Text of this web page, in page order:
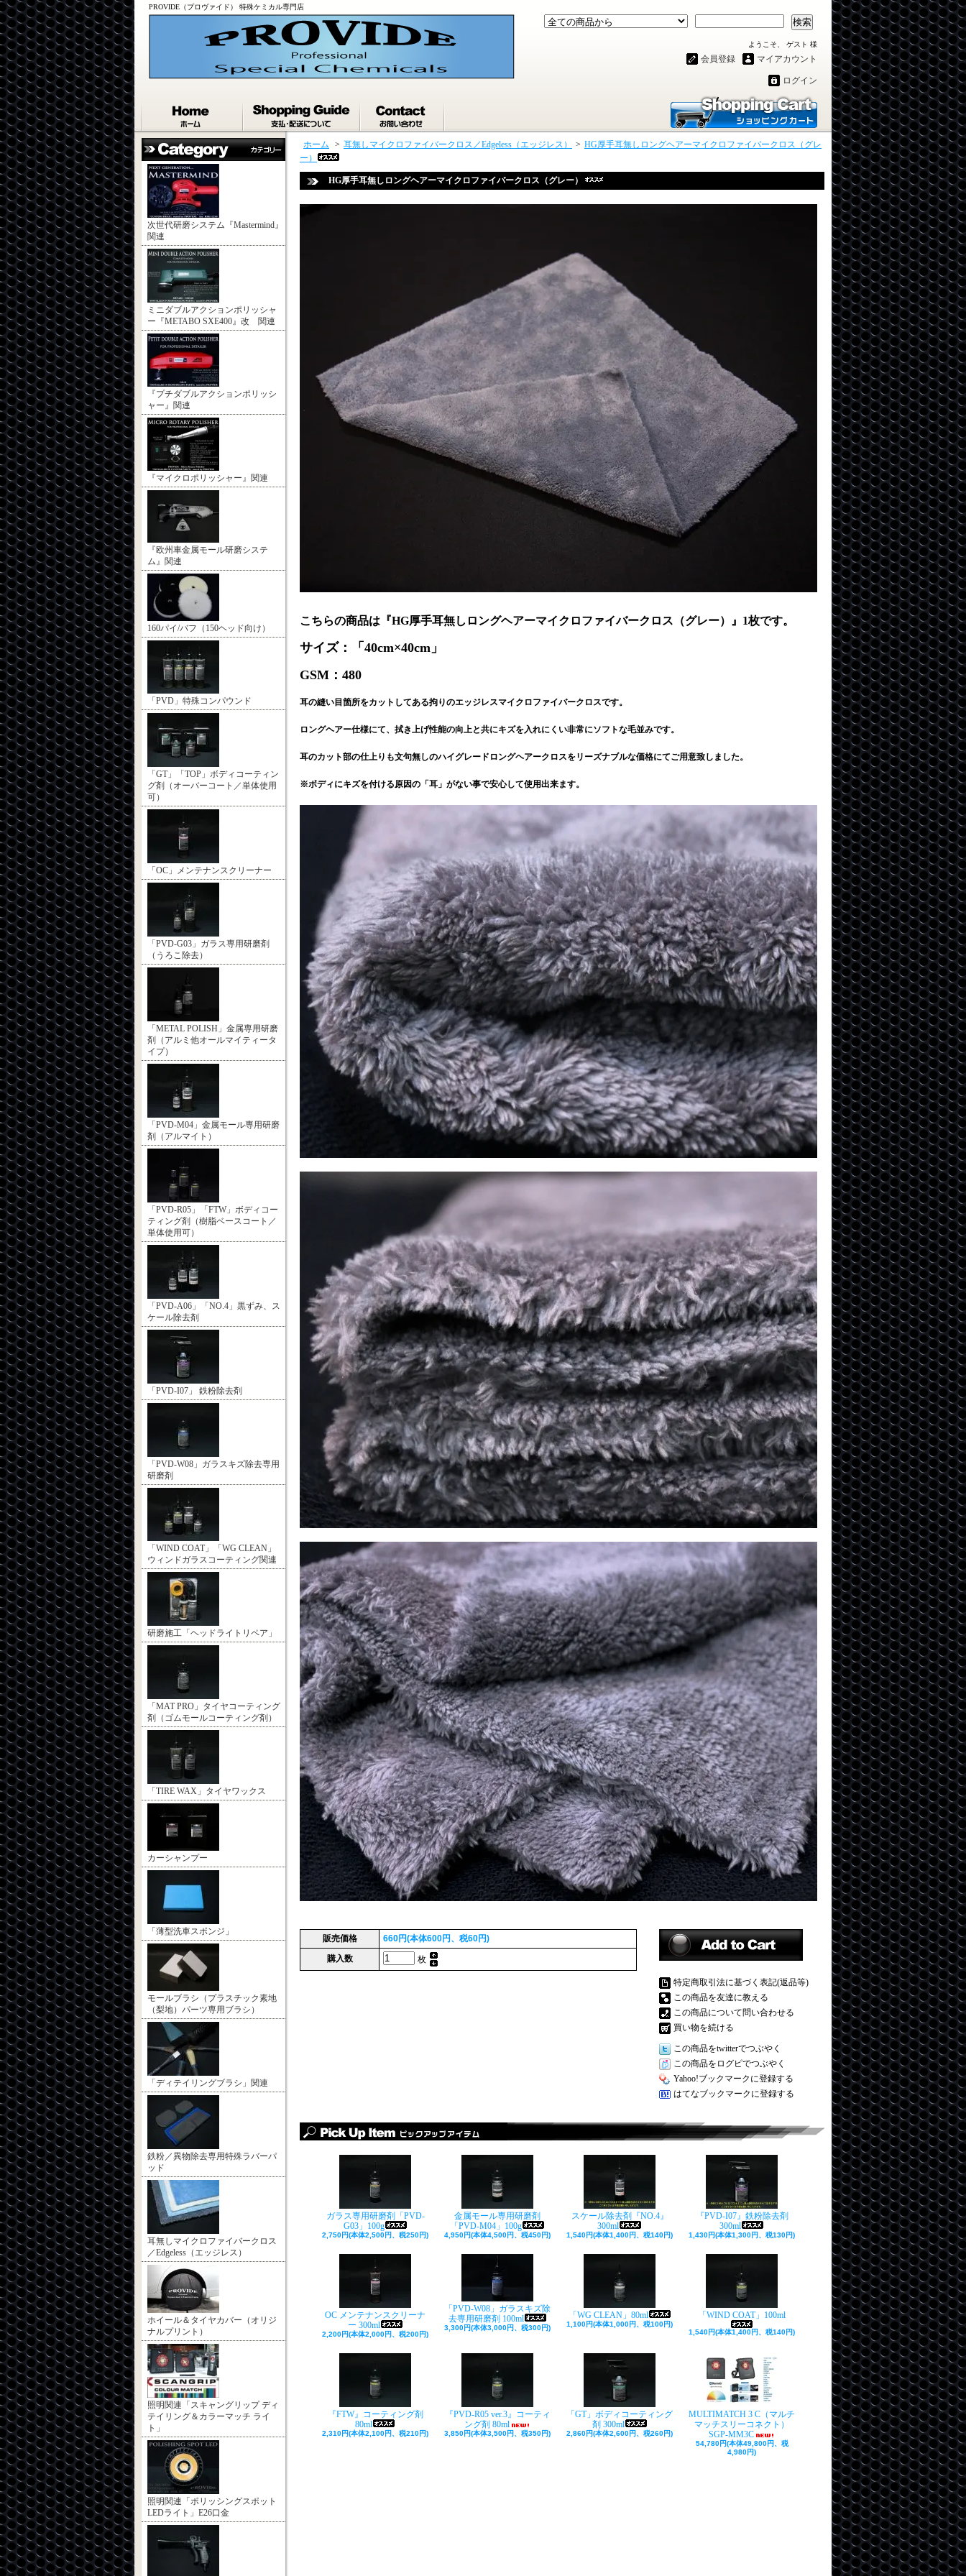
PROVIDE（プロヴァイド） 特殊ケミカル専門店
検索
ようこそ、 ゲスト 様
マイアカウント
会員登録
ログイン
次世代研磨システム『Mastermind』
関連
ミニダブルアクションポリッシャ
ー『METABO SXE400』改 関連
『プチダブルアクションポリッシ
ャー』関連
『マイクロポリッシャー』関連
『欧州車金属モール研磨システ
ム』関連
160パイ/バフ（150ヘッド向け）
「PVD」特殊コンパウンド
「GT」「TOP」ボディコーティン
グ剤（オーバーコート／単体使用
可）
「OC」メンテナンスクリーナー
「PVD-G03」ガラス専用研磨剤
（うろこ除去）
「METAL POLISH」金属専用研磨
剤（アルミ他オールマイティータ
イプ）
「PVD-M04」金属モール専用研磨
剤（アルマイト）
「PVD-R05」「FTW」ボディコー
ティング剤（樹脂ベースコート／
単体使用可）
「PVD-A06」「NO.4」黒ずみ、ス
ケール除去剤
「PVD-I07」 鉄粉除去剤
「PVD-W08」ガラスキズ除去専用
研磨剤
「WIND COAT」「WG CLEAN」
ウィンドガラスコーティング関連
研磨施工「ヘッドライトリペア」
「MAT PRO」タイヤコーティング
剤（ゴムモールコーティング剤）
「TIRE WAX」タイヤワックス
カーシャンプー
「薄型洗車スポンジ」
モールブラシ（プラスチック素地
（梨地）パーツ専用ブラシ）
「ディテイリングブラシ」関連
鉄粉／異物除去専用特殊ラバーパ
ッド
耳無しマイクロファイバークロス
／Edgeless（エッジレス）
ホイール＆タイヤカバー（オリジ
ナルプリント）
照明関連「スキャングリップ ディ
テイリング＆カラーマッチ ライ
ト」
照明関連「ポリッシングスポット
LEDライト」E26口金
ホーム > 耳無しマイクロファイバークロス／Edgeless（エッジレス） > HG厚手耳無しロングヘアーマイクロファイバークロス（グレ
ー）
HG厚手耳無しロングヘアーマイクロファイバークロス（グレー）
こちらの商品は『HG厚手耳無しロングヘアーマイクロファイバークロス（グレー）』1枚です。
サイズ：「40cm×40cm」
GSM：480
耳の縫い目箇所をカットしてある拘りのエッジレスマイクロファイバークロスです。
ロングヘアー仕様にて、拭き上げ性能の向上と共にキズを入れにくい非常にソフトな毛並みです。
耳のカット部の仕上りも文句無しのハイグレードロングヘアークロスをリーズナブルな価格にてご用意致しました。
※ボディにキズを付ける原因の「耳」がない事で安心して使用出来ます。
販売価格
660円(本体600円、税60円)
購入数
枚
特定商取引法に基づく表記(返品等)
この商品を友達に教える
この商品について問い合わせる
買い物を続ける
この商品をtwitterでつぶやく
この商品をログピでつぶやく
Yahoo!ブックマークに登録する
はてなブックマークに登録する
ガラス専用研磨剤「PVD-
G03」100g
2,750円(本体2,500円、税250円)
金属モール専用研磨剤
「PVD-M04」100g
4,950円(本体4,500円、税450円)
スケール除去剤『NO.4』
300ml
1,540円(本体1,400円、税140円)
『PVD-I07』鉄粉除去剤
300ml
1,430円(本体1,300円、税130円)
OC メンテナンスクリーナ
ー 300ml
2,200円(本体2,000円、税200円)
「PVD-W08」ガラスキズ除
去専用研磨剤 100ml
3,300円(本体3,000円、税300円)
「WG CLEAN」80ml
1,100円(本体1,000円、税100円)
「WIND COAT」100ml
1,540円(本体1,400円、税140円)
『FTW』コーティング剤
80ml
2,310円(本体2,100円、税210円)
『PVD-R05 ver.3』コーティ
ング剤 80ml
3,850円(本体3,500円、税350円)
「GT」ボディコーティング
剤 300ml
2,860円(本体2,600円、税260円)
MULTIMATCH 3 C（マルチ
マッチスリーコネクト）
SGP-MM3C
54,780円(本体49,800円、税
4,980円)